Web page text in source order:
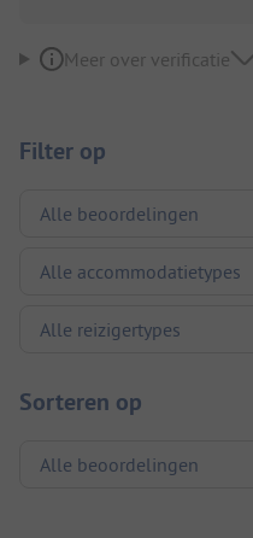
Meer over verificatie
Filter op
Sorteren op